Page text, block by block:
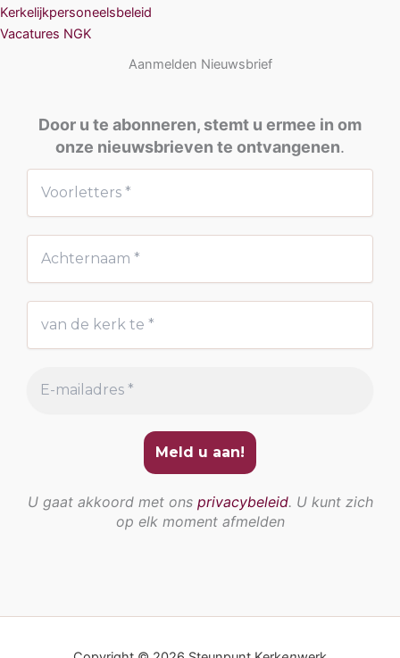
Kerkelijkpersoneelsbeleid
Vacatures NGK
Aanmelden Nieuwsbrief
Door u te abonneren, stemt u ermee in om
onze nieuwsbrieven te ontvangenen.
U gaat akkoord met ons privacybeleid. U kunt zich
op elk moment afmelden